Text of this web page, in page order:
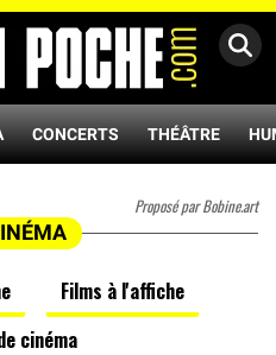
CONCERTS THÉÂTRE
Proposé par Bobine.art
Films à l'affiche
cinéma